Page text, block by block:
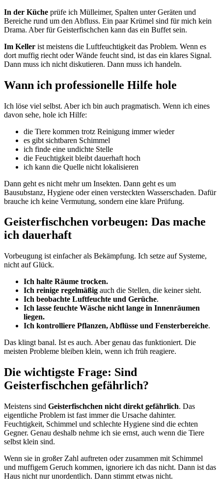
In der Küche prüfe ich Mülleimer, Spalten unter Geräten und
Bereiche rund um den Abfluss. Ein paar Krümel sind für mich kein
Drama. Aber für Geisterfischchen kann das ein Buffet sein.
Im Keller ist meistens die Luftfeuchtigkeit das Problem. Wenn es
dort muffig riecht oder Wände feucht sind, ist das ein klares Signal.
Dann muss ich nicht diskutieren. Dann muss ich handeln.
Wann ich professionelle Hilfe hole
Ich löse viel selbst. Aber ich bin auch pragmatisch. Wenn ich eines
davon sehe, hole ich Hilfe:
die Tiere kommen trotz Reinigung immer wieder
es gibt sichtbaren Schimmel
ich finde eine undichte Stelle
die Feuchtigkeit bleibt dauerhaft hoch
ich kann die Quelle nicht lokalisieren
Dann geht es nicht mehr um Insekten. Dann geht es um
Bausubstanz, Hygiene oder einen versteckten Wasserschaden. Dafür
brauche ich keine Vermutung, sondern eine klare Prüfung.
Geisterfischchen vorbeugen: Das mache
ich dauerhaft
Vorbeugung ist einfacher als Bekämpfung. Ich setze auf Systeme,
nicht auf Glück.
Ich halte Räume trocken.
Ich reinige regelmäßig auch die Stellen, die keiner sieht.
Ich beobachte Luftfeuchte und Gerüche.
Ich lasse feuchte Wäsche nicht lange in Innenräumen
liegen.
Ich kontrolliere Pflanzen, Abflüsse und Fensterbereiche.
Das klingt banal. Ist es auch. Aber genau das funktioniert. Die
meisten Probleme bleiben klein, wenn ich früh reagiere.
Die wichtigste Frage: Sind
Geisterfischchen gefährlich?
Meistens sind Geisterfischchen nicht direkt gefährlich. Das
eigentliche Problem ist fast immer die Ursache dahinter.
Feuchtigkeit, Schimmel und schlechte Hygiene sind die echten
Gegner. Genau deshalb nehme ich sie ernst, auch wenn die Tiere
selbst klein sind.
Wenn sie in großer Zahl auftreten oder zusammen mit Schimmel
und muffigem Geruch kommen, ignoriere ich das nicht. Dann ist das
Haus nicht nur unordentlich. Dann stimmt etwas nicht.